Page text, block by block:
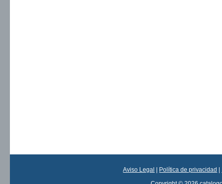
Aviso Legal | Política de privacidad |